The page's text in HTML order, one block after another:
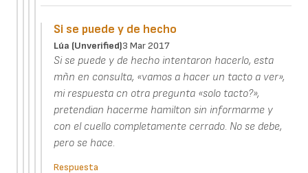
Si se puede y de hecho
Lúa (unverified)3 Mar 2017
Si se puede y de hecho intentaron hacerlo, esta
mñn en consulta, «vamos a hacer un tacto a ver»,
mi respuesta cn otra pregunta «solo tacto?»,
pretendian hacerme hamilton sin informarme y
con el cuello completamente cerrado. No se debe,
pero se hace.
Respuesta